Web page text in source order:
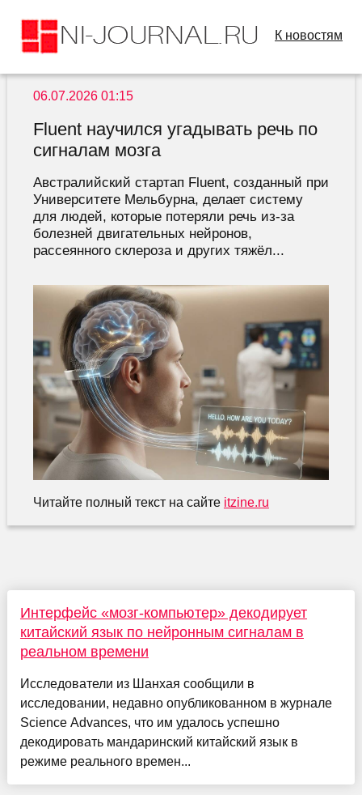
К новостям
06.07.2026 01:15
Fluent научился угадывать речь по
сигналам мозга
Австралийский стартап Fluent, созданный при
Университете Мельбурна, делает систему
для людей, которые потеряли речь из-за
болезней двигательных нейронов,
рассеянного склероза и других тяжёл...
Читайте полный текст на сайте itzine.ru
Интерфейс «мозг-компьютер» декодирует
китайский язык по нейронным сигналам в
реальном времени
Исследователи из Шанхая сообщили в
исследовании, недавно опубликованном в журнале
Science Advances, что им удалось успешно
декодировать мандаринский китайский язык в
режиме реального времен...